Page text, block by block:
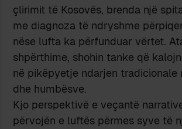
çlirimit të Kosovës, brenda një
me diagnoza të ndryshme
nëse lufta ka përfunduar vërtet.
shpërthime, shohin tanke që
në pikëpyetje ndarjen tradicionale
dhe humbësve.
Kjo perspektivë e veçantë
përvojën e luftës përmes syve të